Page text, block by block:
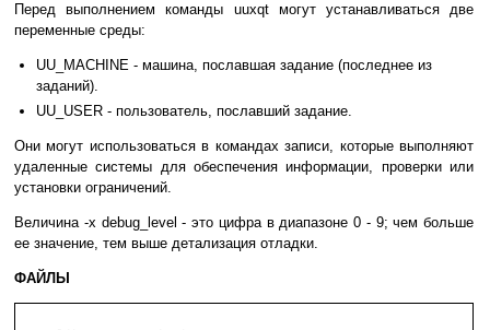
Перед выполнением команды uuxqt могут устанавливаться две
переменные среды:
UU_MACHINE - машина, пославшая задание (последнее из
заданий).
UU_USER - пользователь, пославший задание.
Они могут использоваться в командах записи, которые выполняют
удаленные системы для обеспечения информации, проверки или
установки ограничений.
Величина -x debug_level - это цифра в диапазоне 0 - 9; чем больше
ее значение, тем выше детализация отладки.
ФАЙЛЫ